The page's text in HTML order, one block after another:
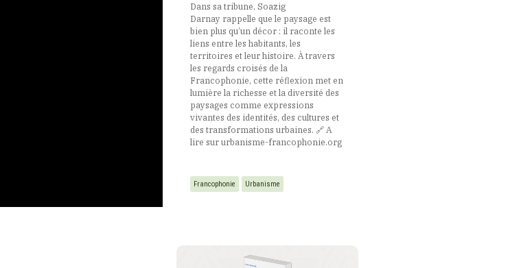
Dans sa tribune, Soazig
Darnay rappelle que le paysage est
bien plus qu’un décor : il raconte les
liens entre les habitants, les
territoires et leur histoire. À travers
les regards croisés de la
Francophonie, cette réflexion met en
lumière la richesse et la diversité des
paysages comme expressions
vivantes des identités, des cultures et
des transformations urbaines. 🔗​ A
lire sur urbanisme-francophonie.org
Francophonie Urbanisme